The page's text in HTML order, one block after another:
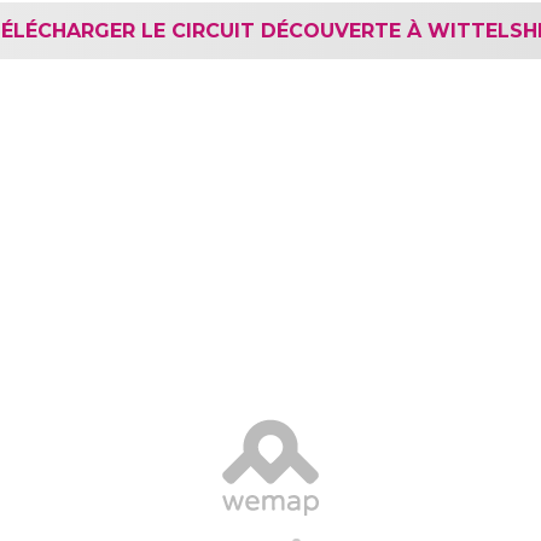
LE CIRCUIT DÉCOUVERTE À